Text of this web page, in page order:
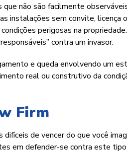
não são facilmente
instalações sem convite, licença
perigosas na
contra um invasor.
e queda envolvendo um
real ou construtivo da
Firm
de vencer do que você
em defender-se contra este